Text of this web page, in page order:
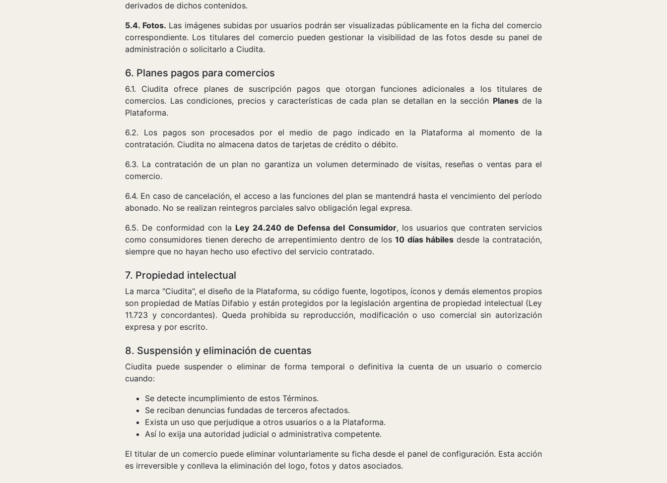
derivados de dichos contenidos.
5.4. Fotos. Las imágenes subidas por usuarios podrán ser visualizadas públicamente en la ficha del comercio
correspondiente. Los titulares del comercio pueden gestionar la visibilidad de las fotos desde su panel de
administración o solicitarlo a Ciudita.
6. Planes pagos para comercios
6.1. Ciudita ofrece planes de suscripción pagos que otorgan funciones adicionales a los titulares de
comercios. Las condiciones, precios y características de cada plan se detallan en la sección Planesde la
Plataforma.
6.2. Los pagos son procesados por el medio de pago indicado en la Plataforma al momento de la
contratación. Ciudita no almacena datos de tarjetas de crédito o débito.
6.3. La contratación de un plan no garantiza un volumen determinado de visitas, reseñas o ventas para el
comercio.
6.4. En caso de cancelación, el acceso a las funciones del plan se mantendrá hasta el vencimiento del período
abonado. No se realizan reintegros parciales salvo obligación legal expresa.
6.5. De conformidad con la Ley 24.240 de Defensa del Consumidor, los usuarios que contraten servicios
como consumidores tienen derecho de arrepentimiento dentro de los10 días hábilesdesde la contratación,
siempre que no hayan hecho uso efectivo del servicio contratado.
7. Propiedad intelectual
La marca "Ciudita", el diseño de la Plataforma, su código fuente, logotipos, íconos y demás elementos propios
son propiedad de Matías Difabio y están protegidos por la legislación argentina de propiedad intelectual (Ley
11.723 y concordantes). Queda prohibida su reproducción, modificación o uso comercial sin autorización
expresa y por escrito.
8. Suspensión y eliminación de cuentas
Ciudita puede suspender o eliminar de forma temporal o definitiva la cuenta de un usuario o comercio
cuando:
Se detecte incumplimiento de estos Términos.
Se reciban denuncias fundadas de terceros afectados.
Exista un uso que perjudique a otros usuarios o a la Plataforma.
Así lo exija una autoridad judicial o administrativa competente.
El titular de un comercio puede eliminar voluntariamente su ficha desde el panel de configuración. Esta acción
es irreversible y conlleva la eliminación del logo, fotos y datos asociados.